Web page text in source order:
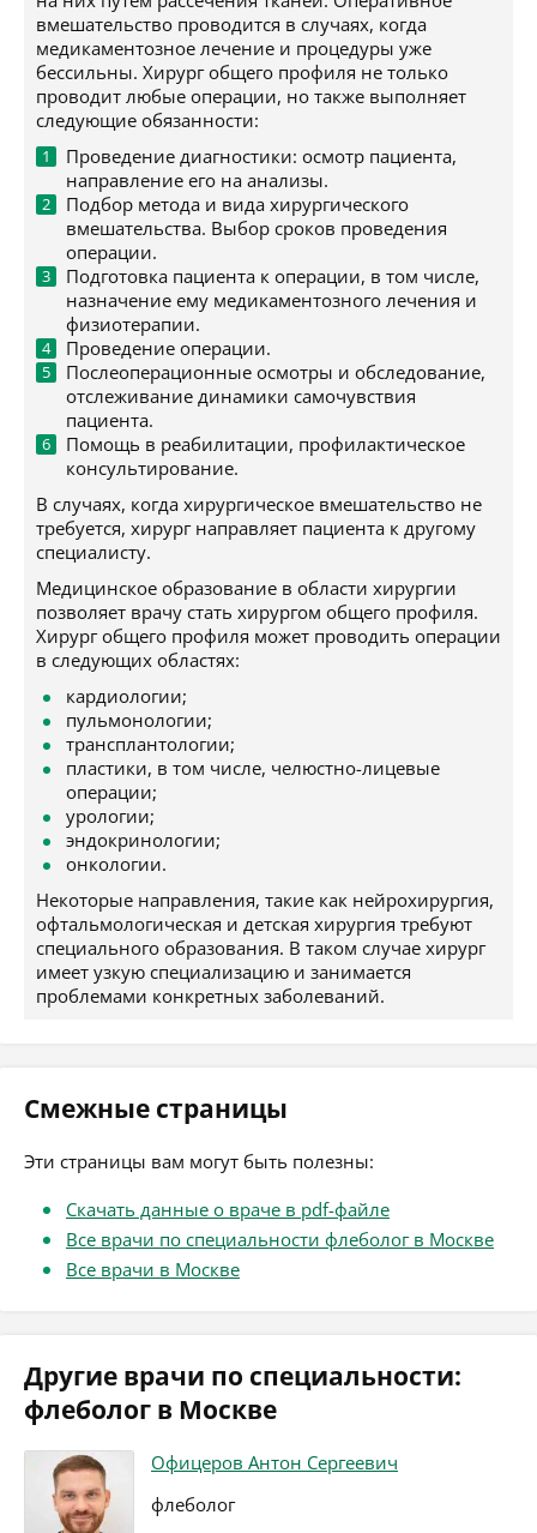
вмешательство проводится в случаях, когда
медикаментозное лечение и процедуры уже
бессильны. Хирург общего профиля не только
проводит любые операции, но также выполняет
следующие обязанности:
Проведение диагностики: осмотр пациента,
направление его на анализы.
Подбор метода и вида хирургического
вмешательства. Выбор сроков проведения
операции.
Подготовка пациента к операции, в том числе,
назначение ему медикаментозного лечения и
физиотерапии.
Проведение операции.
Послеоперационные осмотры и обследование,
отслеживание динамики самочувствия
пациента.
Помощь в реабилитации, профилактическое
консультирование.
В случаях, когда хирургическое вмешательство не
требуется, хирург направляет пациента к другому
специалисту.
Медицинское образование в области хирургии
позволяет врачу стать хирургом общего профиля.
Хирург общего профиля может проводить операции
в следующих областях:
кардиологии;
пульмонологии;
трансплантологии;
пластики, в том числе, челюстно-лицевые
операции;
урологии;
эндокринологии;
онкологии.
Некоторые направления, такие как нейрохирургия,
офтальмологическая и детская хирургия требуют
специального образования. В таком случае хирург
имеет узкую специализацию и занимается
проблемами конкретных заболеваний.
Смежные страницы
Эти страницы вам могут быть полезны:
Скачать данные о враче в pdf-файле
Все врачи по специальности флеболог в Москве
Все врачи в Москве
Другие врачи по специальности:
флеболог в Москве
Офицеров Антон Сергеевич
флеболог